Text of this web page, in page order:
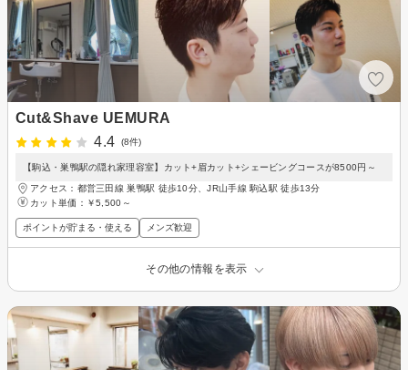
Cut&Shave UEMURA
4.4
(8件)
【駒込・巣鴨駅の隠れ家理容室】カット+眉カット+シェービングコースが8500円～
アクセス：都営三田線 巣鴨駅 徒歩10分、JR山手線 駒込駅 徒歩13分
カット単価： ￥5,500～
ポイントが貯まる・使える メンズ歓迎
その他の情報を表示